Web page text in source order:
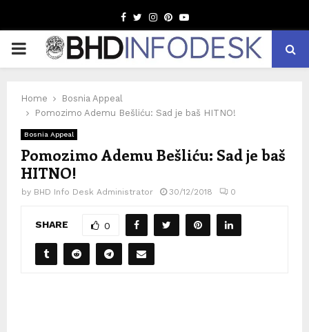
Facebook
TwitterInstagram
Pinterest
Youtube
PRIMARY
Home
Bosnia Appeal
Pomozimo Ademu Bešliću: Sad je baš HITNO!
Bosnia Appeal
Pomozimo Ademu Bešliću: Sad je baš
HITNO!
by BHD Info Desk Administrator 30/12/2018 0
SHARE 0